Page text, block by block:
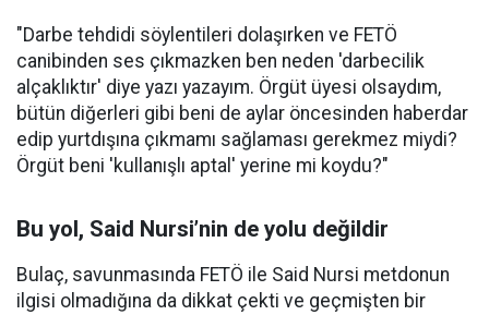
"Darbe tehdidi söylentileri dolaşırken ve FETÖ
canibinden ses çıkmazken ben neden 'darbecilik
alçaklıktır' diye yazı yazayım. Örgüt üyesi olsaydım,
bütün diğerleri gibi beni de aylar öncesinden haberdar
edip yurtdışına çıkmamı sağlaması gerekmez miydi?
Örgüt beni 'kullanışlı aptal' yerine mi koydu?"
Bu yol, Said Nursi’nin de yolu değildir
Bulaç, savunmasında FETÖ ile Said Nursi metdonun
ilgisi olmadığına da dikkat çekti ve geçmişten bir